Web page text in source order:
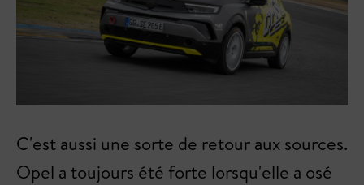
C'est aussi une sorte de retour aux sources.
Opel a toujours été forte lorsqu'elle a osé